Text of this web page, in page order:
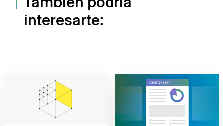
interesarte: